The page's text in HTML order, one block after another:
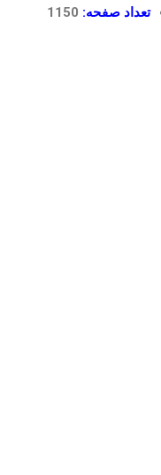
تعداد صفحه: